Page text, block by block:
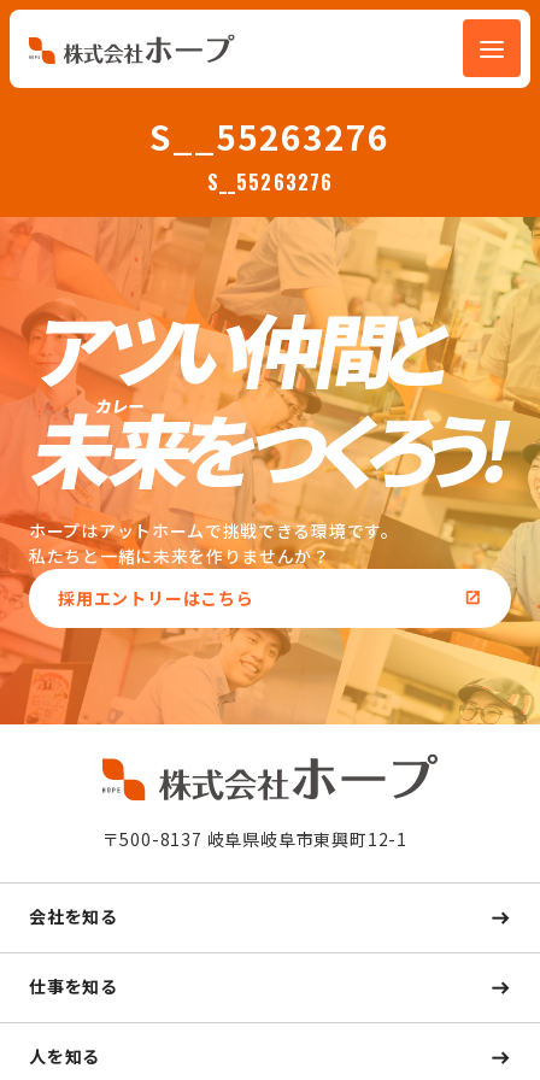
人を知る
環境を知る
お知らせ
ホープブログ
S__55263276
S__55263276
ホープはアットホームで挑戦できる環境です。
私たちと一緒に未来を作りませんか？
採用エントリーはこちら
〒500-8137 岐阜県岐阜市東興町12-1
会社を知る
仕事を知る
人を知る